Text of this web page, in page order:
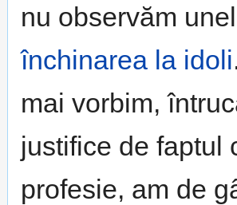
nu observăm
închinarea la idoli
mai vorbim,
justifice de faptul
profesie, am de